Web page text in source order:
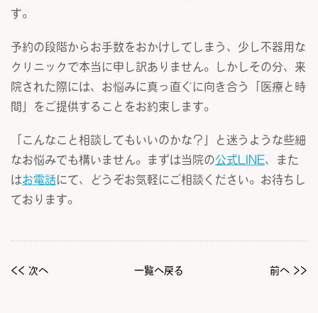
す。
予約の段階からお手数をおかけしてしまう、少し不器用な
クリニックで本当に申し訳ありません。しかしその分、来
院された際には、お悩みに真っ直ぐに向き合う「医療と時
間」をご提供することをお約束します。
「こんなこと相談してもいいのかな？」と迷うような些細
なお悩みでも構いません。まずは当院の公式LINE、また
はお電話にて、どうぞお気軽にご相談ください。お待ちし
ております。
<< 次へ 一覧へ戻る 前へ >>